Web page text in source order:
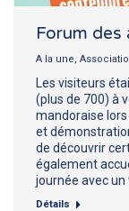
Forum des
A la une,
Les visiteurs
(plus de 700) à
mandoraise
et
de découvrir
également
journée avec un
Détails